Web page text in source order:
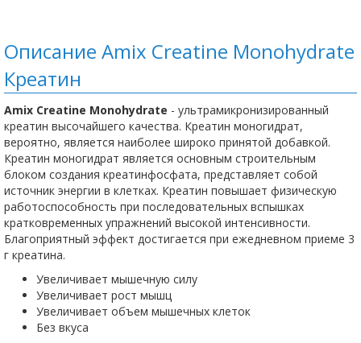
Описание Amix Creatine Monohydrate
Креатин
Amix Creatine Monohydrate - ультрамикронизированный
креатин высочайшего качества. Креатин моногидрат,
вероятно, является наиболее широко принятой добавкой.
Креатин моногидрат является основным строительным
блоком создания креатинфосфата, представляет собой
источник энергии в клетках. Креатин повышает физическую
работоспособность при последовательных вспышках
кратковременных упражнений высокой интенсивности.
Благоприятный эффект достигается при ежедневном приеме 3
г креатина.
Увеличивает мышечную силу
Увеличивает рост мышц
Увеличивает объем мышечных клеток
Без вкуса